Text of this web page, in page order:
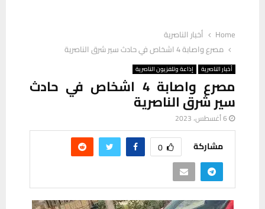
Home
أخبار الناصرية
مصرع واصابة 4 اشخاص في حادث سير شرق الناصرية
أخبار الناصرية إذاعة وتلفزيون الناصرية
مصرع واصابة 4 اشخاص في حادث
سير شرق الناصرية
6 أغسطس، 2023
مشاركة 0